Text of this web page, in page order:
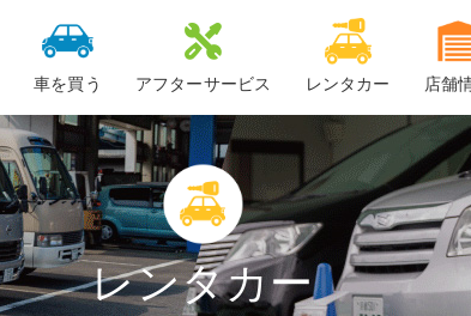
いて
車を買う
新車
中古車・未使用車
アフターサービス
車検
整備・修理
鈑金
レンタカー 店舗
レンタカー